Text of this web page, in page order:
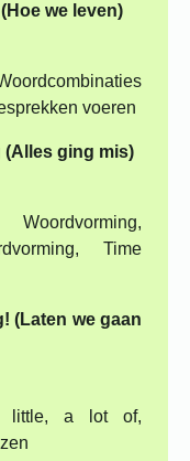
we leven)
voeren
(Alles ging mis)
Time
(Laten we gaan
little, a lot of,